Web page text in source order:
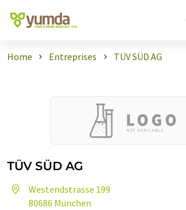
Home Entreprises TÜV SÜD AG
TÜV SÜD AG
Westendstrasse 199
80686 München